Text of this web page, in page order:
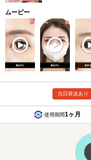
ムービー
当日発送あり
使用期間1ヶ月